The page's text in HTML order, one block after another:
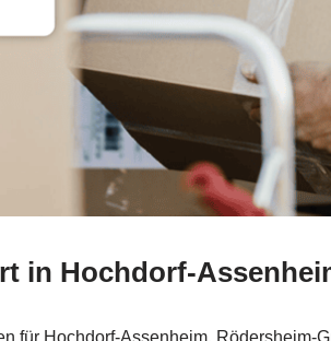
in Hochdorf-
für Hochdorf-Assenheim, Rödersheim-